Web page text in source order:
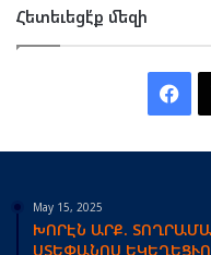
Հետեւեցէ՛ք մեզի
May 15, 2025
ԽՈՐԷՆ ԱՐՔ.
ՍՏԵՓԱՆՈՍ